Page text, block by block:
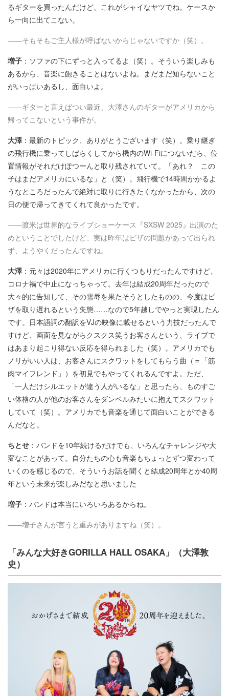
るギターを買ったんだけど、これがシャイなヤツでね。ケースか
ら一向に出てこない。
――そもそもご主人様が呼ばないからじゃないですか（笑）。
増子 ：ソファの下にずっと入ってるよ（笑）。そういう楽しみも
あるから、音楽に飽きることはないよね。まだまだ知らないこと
がいっぱいあるし、面白いよ。
――ギターと言えばつい最近、大澤さんのギターがアメリカから
帰ってこないという事件が。
大澤：最新のトピック、ありがとうございます（笑）。乗り継ぎ
の飛行機に乗ってしばらくしてから機内のWi-Fiにつないだら、位
置情報がそれだけぽつーんと取り残されていて。「あれ？ この
子はまだアメリカにいるな」と（笑）。飛行機で14時間かかるよ
うなところだったんで絶対に取りに行きたくなかったから、次の
日の便で帰ってきてくれて良かったです。
――渡米は世界的なライブショーケース『SXSW 2025』出演のた
めということでしたけど、実は昨年はビザの問題があって出られ
ず、ようやくだったんですね。
大澤：元々は2020年にアメリカに行くつもりだったんですけど、
コロナ禍で中止になっちゃって。去年は結成20周年だったので
大々的に告知して、その雪辱を果たそうとしたものの、今度はビ
ザを取り遅れるという失態……なので5年越しでやっと実現したん
です。日本語詞の翻訳をVJの映像に載せるという力技だったんで
すけど、画面を見ながらクスクス笑うお客さんという、ライブで
はあまり起こり得ない反応を得られました（笑）。アメリカでも
ノリがいい人は、お客さんにスクワットをしてもらう曲（＝「筋
肉マイフレンド」）を初見でもやってくれるんですよ。ただ、
「一人だけシルエットが違う人がいるな」と思ったら、ものすご
い体格の人が他のお客さんをダンベルみたいに抱えてスクワット
していて（笑）。アメリカでも音楽を通じて面白いことができる
んだなと。
ちとせ ：バンドを10年続けるだけでも、いろんなチャレンジや大
変なことがあって。自分たちの心も音楽もちょっとずつ変わって
いくのを感じるので、そういうお話を聞くと結成20周年とか40周
年という未来が楽しみだなと思いました
増子 ：バンドは本当にいろいろあるからね。
――増子さんが言うと重みがありますね（笑）。
「みんな大好きGORILLA HALL OSAKA」（大澤敦
史）